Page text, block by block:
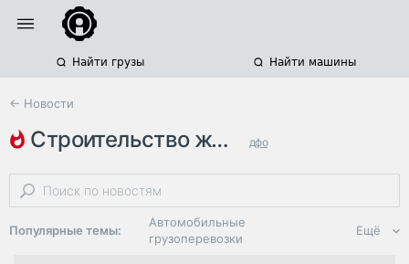
Найти грузы Найти машины
← Новости
строительство железнодорожных… дфо
железнодорожные грузоперевозки железнодорожные мосты
Популярные темы:
Автомобильные
грузоперевозки
Ещё